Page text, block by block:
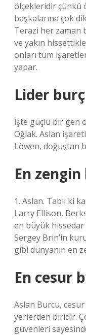
ölçekleridir çünkü
başkalarına çok
Terazi her zaman
ve yakın
onları tüm
yapar.
Lider
İşte güçlü bir gen
Oğlak. Aslan
Löwen, doğuştan
En
1. Aslan. Tabii ki
Larry Ellison,
en büyük hissedar
Sergey Brin’in
gibi dünyanın en
En cesur
Aslan Burcu,
yerlerden biridir.
güvenleri